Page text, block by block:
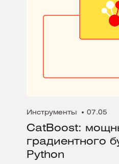
Инструменты 07.05
CatBoost:
градиентного
Python